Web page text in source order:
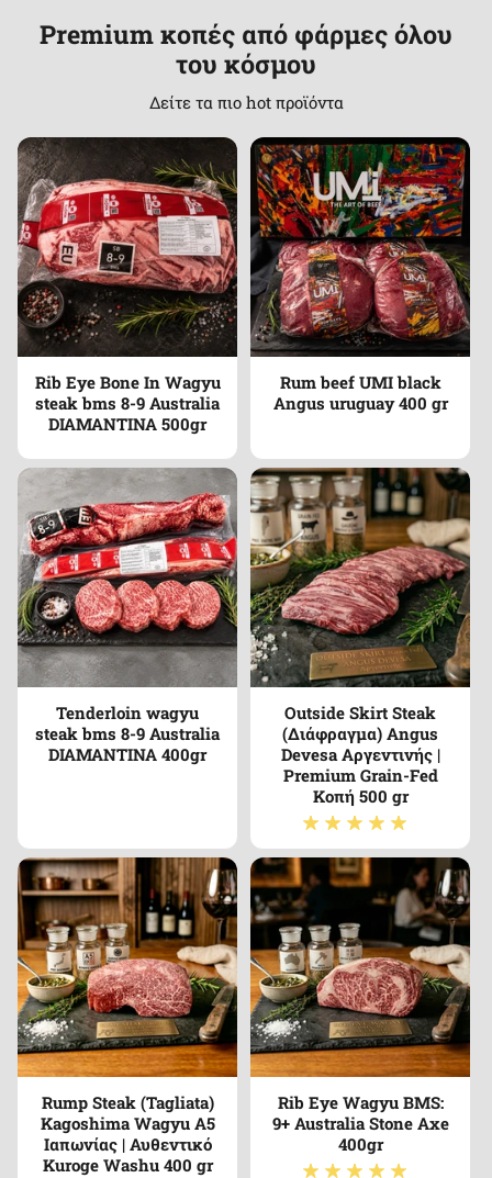
Premium κοπές από φάρμες όλου
του κόσμου
Δείτε τα πιο hot προϊόντα
Rib Eye Bone In Wagyu
steak bms 8-9 Australia
DIAMANTINA 500gr
Rum beef UMI black
Angus uruguay 400 gr
Tenderloin wagyu
steak bms 8-9 Australia
DIAMANTINA 400gr
Outside Skirt Steak
(Διάφραγμα) Angus
Devesa Αργεντινής |
Premium Grain-Fed
Κοπή 500 gr
Rump Steak (Tagliata)
Kagoshima Wagyu A5
Ιαπωνίας | Αυθεντικό
Kuroge Washu 400 gr
Rib Eye Wagyu BMS:
9+ Australia Stone Axe
400gr